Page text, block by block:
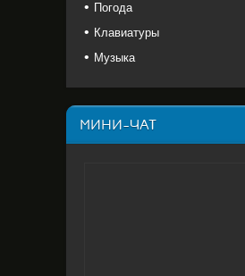
Погода
Клавиатуры
Музыка
МИНИ-ЧАТ